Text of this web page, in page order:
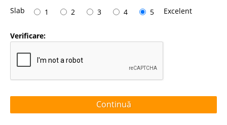
Slab
1 2 3 4 5 Excelent
Verificare:
Continuă